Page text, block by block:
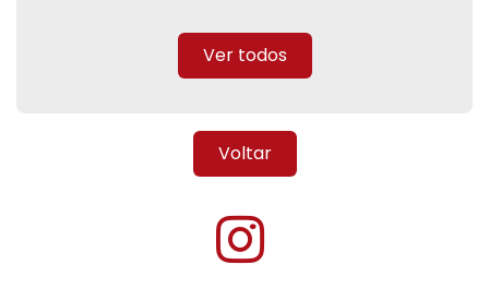
Ver todos
Voltar